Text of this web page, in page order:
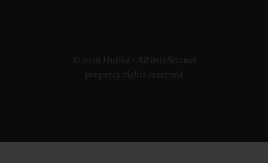
© 2026 Hublot - All intellectual
property rights reserved